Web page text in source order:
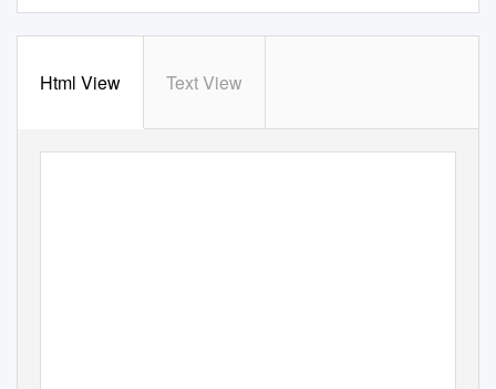
Html View Text View